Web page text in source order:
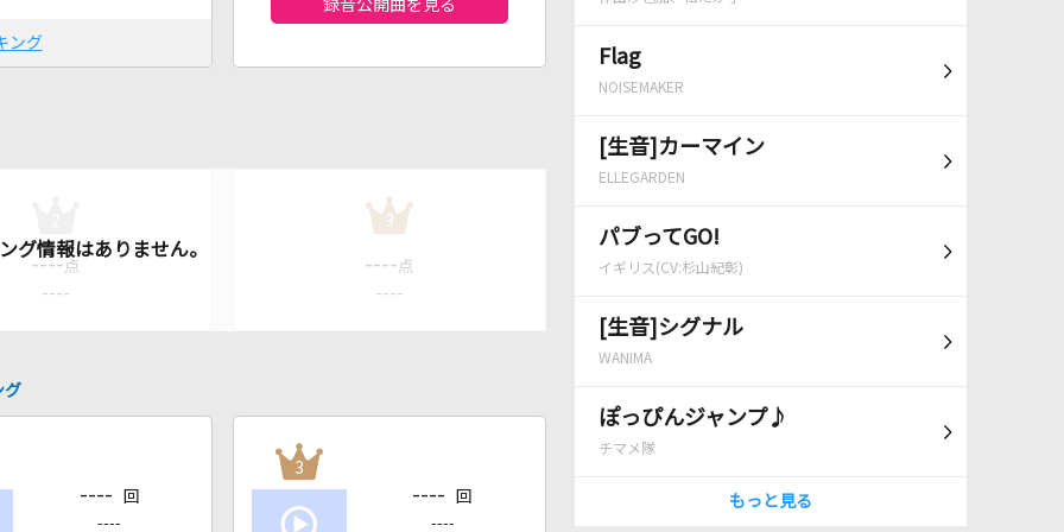
Flag
NOISEMAKER
[生音]カーマイン
ELLEGARDEN
パブってGO!
イギリス(CV:杉山紀彰)
[生音]シグナル
WANIMA
ぽっぴんジャンプ♪
チマメ隊
もっと見る
ング
録音公開曲を見る
---- 点
----
3
---- 点
----
グ
---- 回
----
3
---- 回
----